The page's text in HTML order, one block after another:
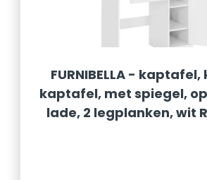
FURNIBELLA -
kaptafel, met spiegel,
lade, 2 legplanken, wit